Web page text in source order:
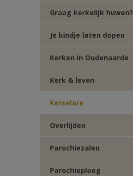
Graag kerkelijk huwen?
Je kindje laten dopen
Kerken in Oudenaarde
Kerk & leven
Kerselare
Overlijden
Parochiezalen
Parochieploeg